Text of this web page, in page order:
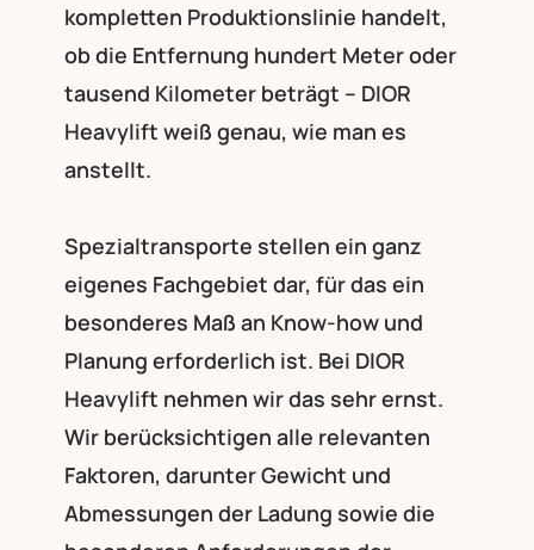
kompletten Produktionslinie handelt,
ob die Entfernung hundert Meter oder
tausend Kilometer beträgt – DIOR
Heavylift weiß genau, wie man es
anstellt.
Spezialtransporte stellen ein ganz
eigenes Fachgebiet dar, für das ein
besonderes Maß an Know-how und
Planung erforderlich ist. Bei DIOR
Heavylift nehmen wir das sehr ernst.
Wir berücksichtigen alle relevanten
Faktoren, darunter Gewicht und
Abmessungen der Ladung sowie die